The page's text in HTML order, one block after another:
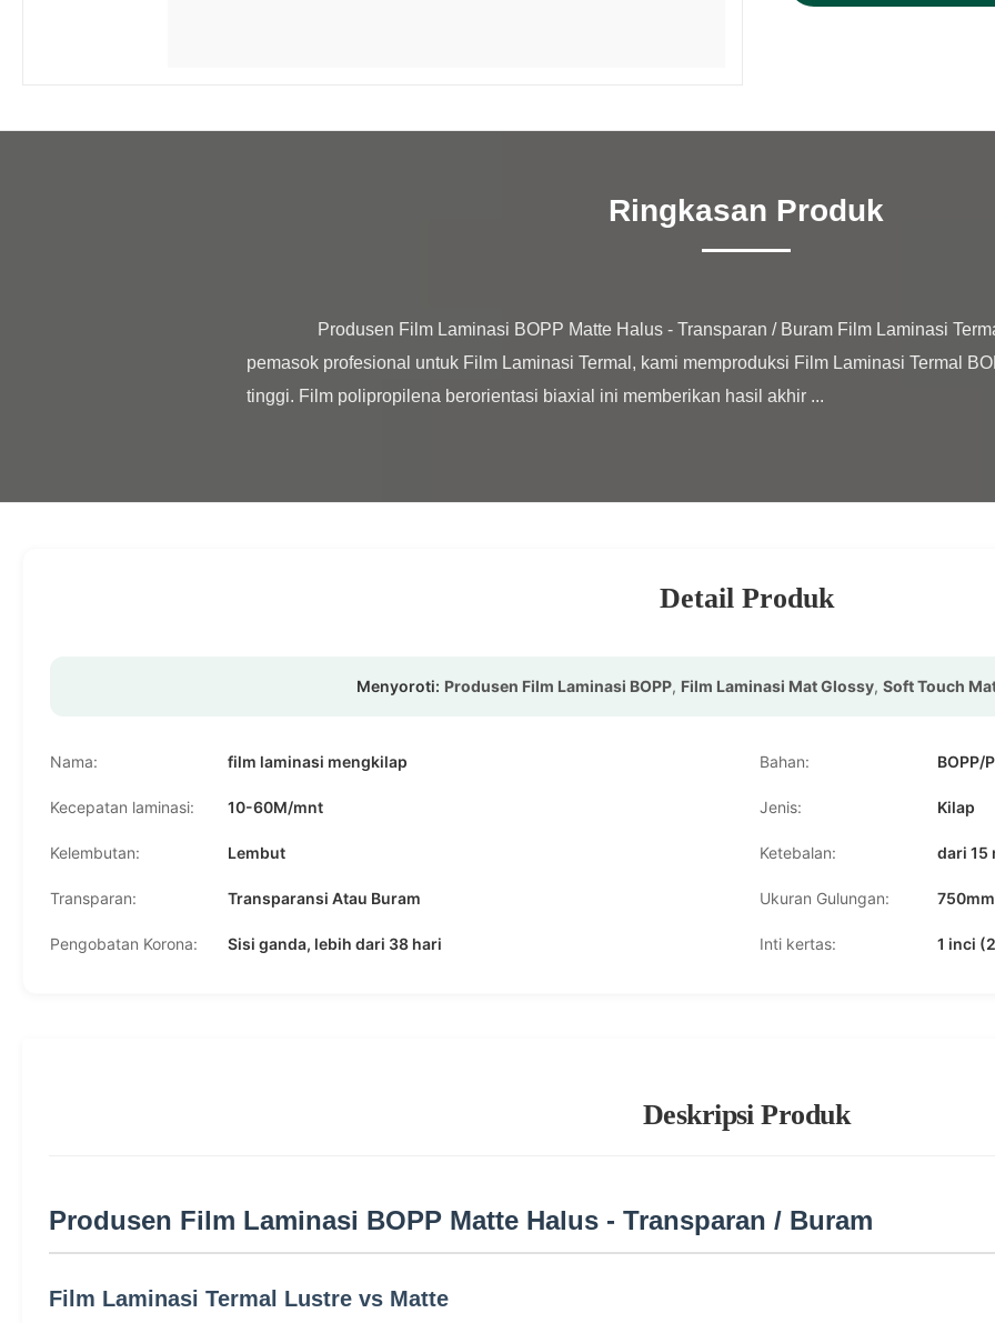
Ringkasan Produk
pemasok profesional untuk Film Laminasi Termal, kami memproduksi Film Laminasi Termal
tinggi. Film polipropilena berorientasi biaxial ini memberikan hasil akhir ...
Detail Produk
Menyoroti: Produsen Film Laminasi BOPP, Film Laminasi Mat Glossy, Soft Touch
Nama: film laminasi mengkilap Bahan: BOPP/
Kecepatan laminasi: 10-60M/mnt Jenis: Kilap
Kelembutan: Lembut Ketebalan: dari 15
Transparan: Transparansi Atau Buram Ukuran Gulungan:
Pengobatan Korona: Sisi ganda, lebih dari 38 hari Inti kertas: 1 inci
Deskripsi Produk
Produsen Film Laminasi BOPP Matte Halus - Transparan / Buram
Film Laminasi Termal Lustre vs Matte